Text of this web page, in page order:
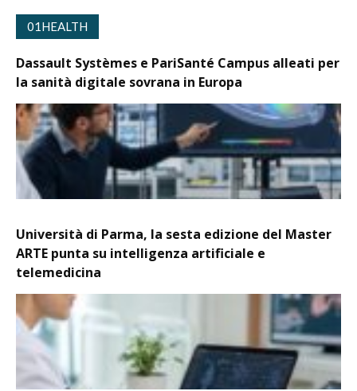
01HEALTH
Dassault Systèmes e PariSanté Campus alleati per
la sanità digitale sovrana in Europa
Università di Parma, la sesta edizione del Master
ARTE punta su intelligenza artificiale e
telemedicina